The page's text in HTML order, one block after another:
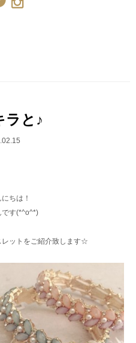
ラと♪
ちは！
です(*^o^*)
ットをご紹介致します☆